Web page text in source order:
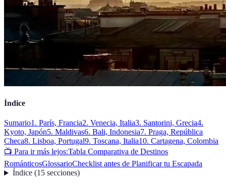
Índice
Sumario1. París, Francia2. Venecia, Italia3. Santorini, Grecia4.
Kyoto, Japón5. Maldivas6. Bali, Indonesia7. Praga, República
Checa8. Lisboa, Portugal9. Toscana, Italia10. Cartagena, Colombia
📺 Para ir más lejos:Tabla Comparativa de Destinos
RománticosGlossarioChecklist antes de Planificar tu Escapada
Índice(15 secciones)